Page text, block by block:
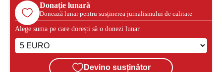
Donație lunară
Donează lunar pentru susținerea jurnalismului de calitate
Alege suma pe care dorești să o donezi lunar
Devino susținător